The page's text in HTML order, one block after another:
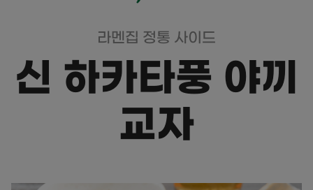
라멘집 정통 사이드
신 하카타풍 야끼
교자